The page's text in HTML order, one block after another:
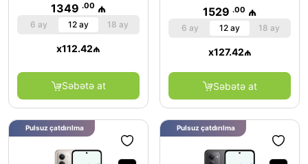
1349 .00 ₼
6 ay 12 ay 18 ay
x112.42₼
Səbətə at
1529 .00 ₼
6 ay 12 ay 18 ay
x127.42₼
Səbətə at
Pulsuz çatdırılma Pulsuz çatdırılma